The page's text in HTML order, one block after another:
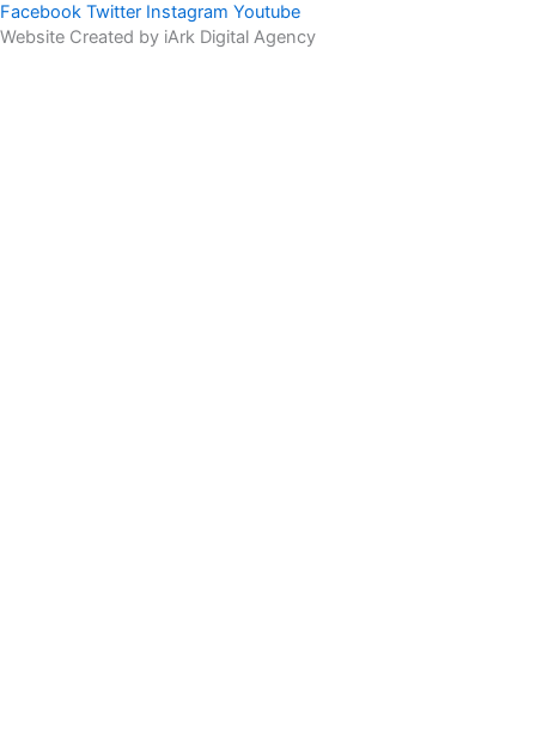
Facebook Twitter Instagram Youtube
Website Created by iArk Digital Agency